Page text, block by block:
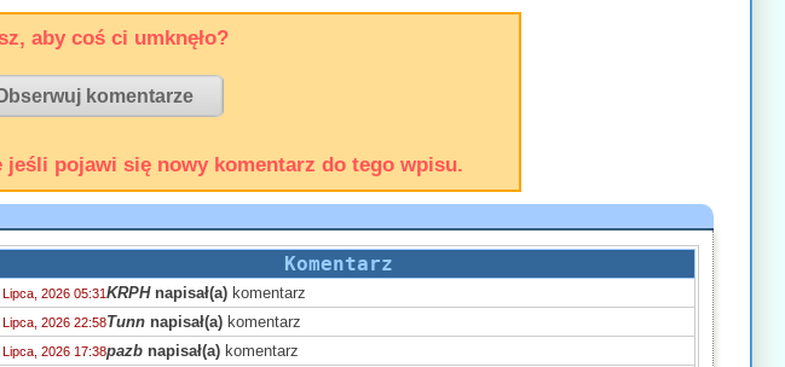
aby coś ci umknęło?
pojawi się nowy komentarz do tego wpisu.
Komentarz
Lipca, 2026 05:31KRPHnapisał(a) komentarz
Lipca, 2026 22:58Tunn napisał(a) komentarz
Lipca, 2026 17:38pazb napisał(a) komentarz